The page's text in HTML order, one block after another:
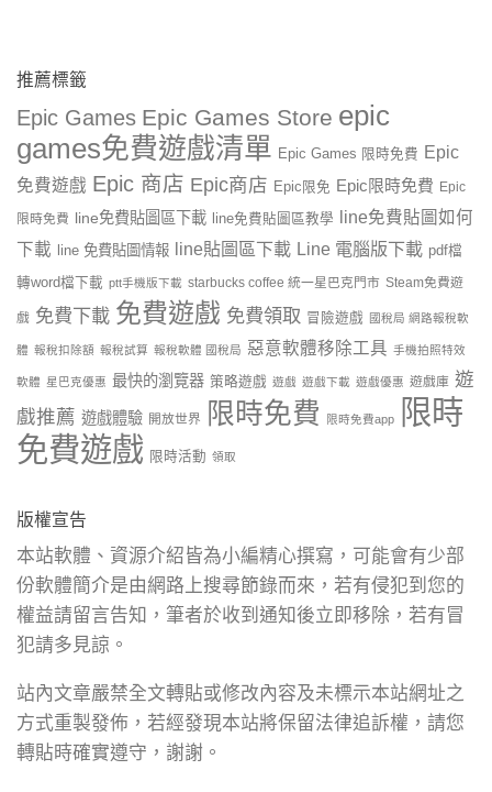
推薦標籤
Epic Games Epic Games Store epic
games免費遊戲清單 Epic Games 限時免費 Epic
免費遊戲 Epic 商店 Epic商店 Epic限免 Epic限時免費 Epic
限時免費 line免費貼圖區下載 line免費貼圖區教學
line免費貼圖如何
下載
line 免費貼圖情報 line貼圖區下載 Line 電腦版下載 pdf檔
轉word檔下載 ptt手機版下載 starbucks coffee 統一星巴克門市 Steam免費遊
戲 免費下載 免費遊戲 免費領取 冒險遊戲 國稅局 網路報稅軟
體 報稅扣除額 報稅試算 報稅軟體 國稅局 惡意軟體移除工具 手機拍照特效
軟體 星巴克優惠 最快的瀏覽器 策略遊戲 遊戲 遊戲下載 遊戲優惠 遊戲庫 遊
戲推薦 遊戲體驗 開放世界 限時免費 限時免費app
限時
免費遊戲 限時活動 領取
版權宣告
本站軟體、資源介紹皆為小編精心撰寫，可能會有少部
份軟體簡介是由網路上搜尋節錄而來，若有侵犯到您的
權益請留言告知，筆者於收到通知後立即移除，若有冒
犯請多見諒。
站內文章嚴禁全文轉貼或修改內容及未標示本站網址之
方式重製發佈，若經發現本站將保留法律追訴權，請您
轉貼時確實遵守，謝謝。